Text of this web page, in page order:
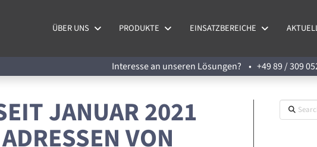
ÜBER UNS PRODUKTE EINSATZBEREICHE
Interesse an unseren Lösungen? • +49 89 / 309
JANUAR 2021
VON
Search